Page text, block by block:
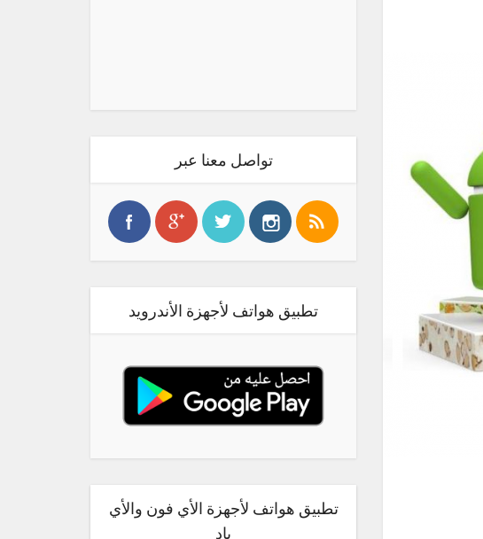
تواصل معنا عبر
تطبيق هواتف لأجهزة الأندرويد
تطبيق هواتف لأجهزة الأي فون والأي
باد